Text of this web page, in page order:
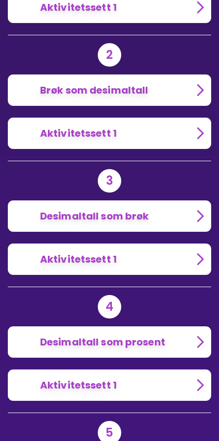
Aktivitetssett 1
2
Brøk som desimaltall
Aktivitetssett 1
3
Desimaltall som brøk
Aktivitetssett 1
4
Desimaltall som prosent
Aktivitetssett 1
5